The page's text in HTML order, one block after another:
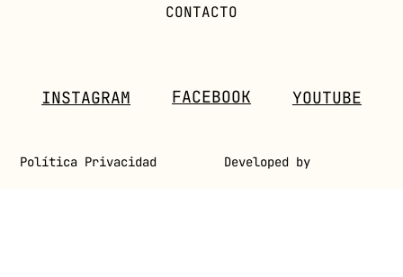
CONTACTO
INSTAGRAM FACEBOOK YOUTUBE
Política Privacidad Developed by